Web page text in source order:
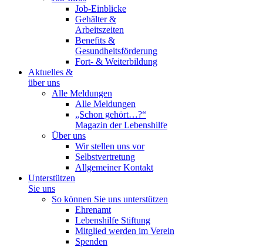
Job-Einblicke
Gehälter &
Arbeitszeiten
Benefits &
Gesundheitsförderung
Fort- & Weiterbildung
Aktuelles &
über uns
Alle Meldungen
Alle Meldungen
„Schon gehört…?“
Magazin der Lebenshilfe
Über uns
Wir stellen uns vor
Selbstvertretung
Allgemeiner Kontakt
Unterstützen
Sie uns
So können Sie uns unterstützen
Ehrenamt
Lebenshilfe Stiftung
Mitglied werden im Verein
Spenden